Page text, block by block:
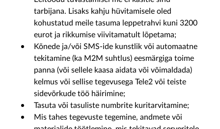
tarbijana. Lisaks kahju hüvitamisele oled
kohustatud meile tasuma leppetrahvi kuni 3200
eurot ja rikkumise viivitamatult lõpetama;
Kõnede ja/või SMS-ide kunstlik või automaatne
tekitamine (ka M2M suhtlus) eesmärgiga toime
panna (või sellele kaasa aidata või võimaldada)
kelmus või sellise tegevusega Tele2 või teiste
sidevõrkude töö häirimine;
Tasuta või tasuliste numbrite kuritarvitamine;
Mis tahes tegevuste tegemine, andmete või